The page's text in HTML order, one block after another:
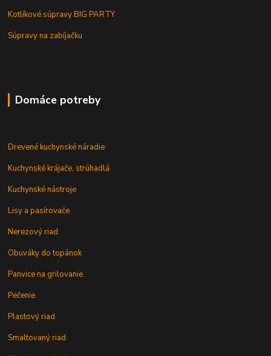
Kotlíkové súpravy BIG PARTY
Súpravy na zabíjačku
Domáce potreby
Drevené kuchynské náradie
Kuchynské krájače, strúhadlá
Kuchynské nástroje
Lisy a pasírovače
Nerezový riad
Obuváky do topánok
Panvice na grilovanie
Pečenie
Plastový riad
Smaltovaný riad